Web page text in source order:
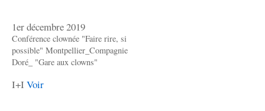
1er décembre 2019
Conférence clownée "Faire rire, si
possible" Montpellier_Compagnie
Doré_ "Gare aux clowns"
I+I Voir